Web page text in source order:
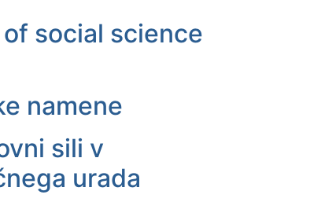
social science
namene
sili v
urada